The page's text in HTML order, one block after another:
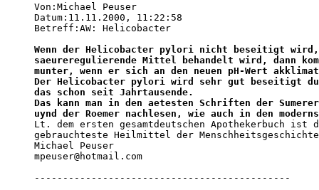
Von:Michael Peuser
Datum:11.11.2000, 11:22:58
Betreff:AW: Helicobacter
Wenn der Helicobacter pylori nicht beseitigt
saeureregulierende Mittel behandelt wird, dann
munter, wenn er sich an den neuen pH-Wert
Der Helicobacter pylori wird sehr gut beseitigt
das schon seit Jahrtausende.
Das kann man in den aetesten Schriften der
uynd der Roemer nachlesen, wie auch in den
Lt. dem ersten gesamtdeutschen Apothekerbuch
gebrauchteste Heilmittel der
Michael Peuser
mpeuser@hotmail.com
---------------------------------------------